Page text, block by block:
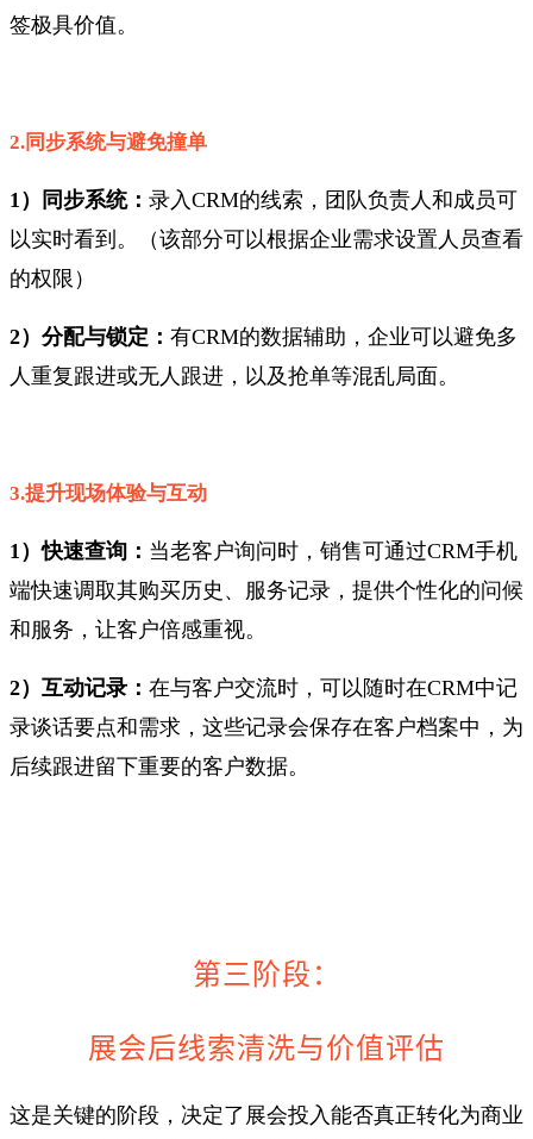
签极具价值。
2.同步系统与避免撞单
1）同步系统： 录入CRM的线索，团队负责人和成员可
以实时看到。（该部分可以根据企业需求设置人员查看
的权限）
2）分配与锁定： 有CRM的数据辅助，企业可以避免多
人重复跟进或无人跟进，以及抢单等混乱局面。
3.提升现场体验与互动
1）快速查询： 当老客户询问时，销售可通过CRM手机
端快速调取其购买历史、服务记录，提供个性化的问候
和服务，让客户倍感重视。
2）互动记录： 在与客户交流时，可以随时在CRM中记
录谈话要点和需求，这些记录会保存在客户档案中，为
后续跟进留下重要的客户数据。
第三阶段：
展会后线索清洗与价值评估
这是关键的阶段，决定了展会投入能否真正转化为商业